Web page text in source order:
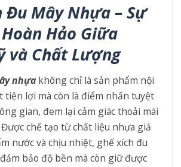
Đu Mây Nhựa – Sự
Hảo Giữa
và Chất Lượng
nhựakhông chỉ là sản phẩm nội
lợi mà còn là điểm nhấn tuyệt
gian, đem lại cảm giác thoải mái
chế tạo từ chất liệu nhựa giả
nước và chịu nhiệt, ghế xích đu
bảo độ bền mà còn giữ được